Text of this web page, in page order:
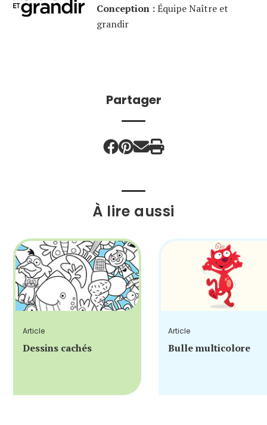
Conception :Équipe Naître et
grandir
Partager
À lire aussi
Article
Dessins cachés
Article
Bulle multicolore